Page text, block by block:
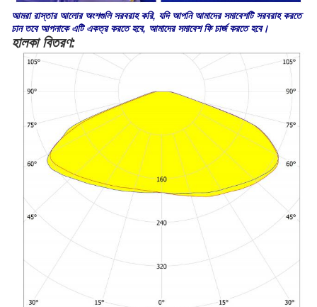
আমরা রাস্তার আলোর অংশগুলি সরবরাহ করি, যদি আপনি আমাদের সমাবেশটি সরবরাহ করতে
চান তবে আপনাকে এটি একত্র করতে হবে, আমাদের সমাবেশ ফি চার্জ করতে হবে।
হালকা বিতরণ: